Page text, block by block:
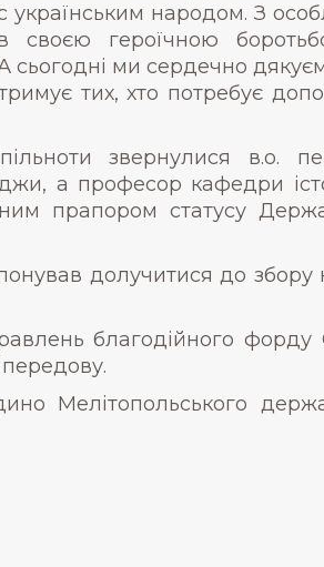
українським народом. З
своєю героїчною
ми сердечно
тих, хто потребує
звернулися в.о.
а професор кафедри
прапором статусу
долучитися до збору
благодійного форду
Мелітопольського